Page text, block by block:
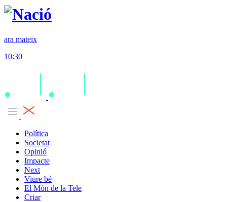
ara mateix
10:30
Política
Societat
Opinió
Impacte
Next
Viure bé
El Món de la Tele
Criar